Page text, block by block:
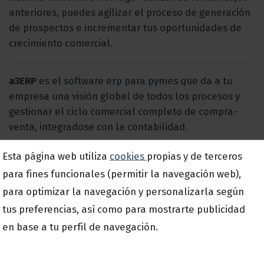
anteriores, puedes agilizar el proceso de generación
de prospectos e incrementar tus oportunidades de
crecimiento comercial.
a3ERP es el software erp para pymes que da a tu
empresa una visión global de todos los procesos y
gestionar el ciclo comercial completo de compra-
venta, integradose con la contabilidad.
Esta entrada fue publicada en Estrategía y Gestión ,Pymes y
autónomosy etiquetada B2B,Clientes,Ventas
Esta página web utiliza cookies propias y de terceros
para fines funcionales (permitir la navegación web),
para optimizar la navegación y personalizarla según
tus preferencias, así como para mostrarte publicidad
en base a tu perfil de navegación.